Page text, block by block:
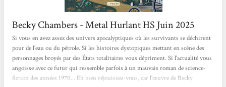
Becky Chambers - Metal Hurlant HS Juin 2025
Si vous en avez assez des univers apocalyptiques où les survivants se déchirent
pour de l'eau ou du pétrole. Si les histoires dystopiques mettant en scène des
personnages broyés par des États totalitaires vous dépriment. Si l'actualité vous
angoisse avec ce futur qui ressemble parfois à un mauvais roman de science-
fiction des années 1970... Eh bien réjouissez-vous, car l'œuvre de Becky